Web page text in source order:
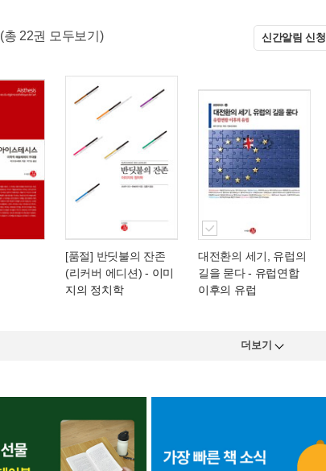
(총 22권 모두보기) 신간알림 신청
[품절] 반딧불의 잔존
(리커버 에디션) - 이미
지의 정치학
대전환의 세기, 유럽의
길을 묻다- 유럽연합
이후의 유럽
더보기